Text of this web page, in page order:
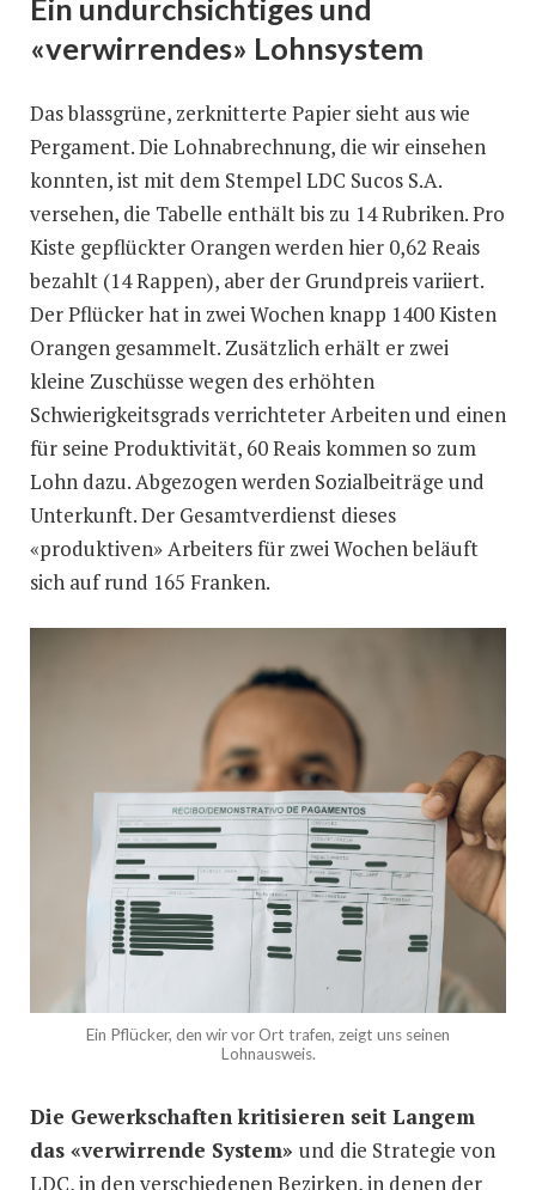
Ein undurchsichtiges und
«verwirrendes» Lohnsystem
Das blassgrüne, zerknitterte Papier sieht aus wie
Pergament. Die Lohnabrechnung, die wir einsehen
konnten, ist mit dem Stempel LDC Sucos S.A.
versehen, die Tabelle enthält bis zu 14 Rubriken. Pro
Kiste gepflückter Orangen werden hier 0,62 Reais
bezahlt (14 Rappen), aber der Grundpreis variiert.
Der Pflücker hat in zwei Wochen knapp 1400 Kisten
Orangen gesammelt. Zusätzlich erhält er zwei
kleine Zuschüsse wegen des erhöhten
Schwierigkeitsgrads verrichteter Arbeiten und einen
für seine Produktivität, 60 Reais kommen so zum
Lohn dazu. Abgezogen werden Sozialbeiträge und
Unterkunft. Der Gesamtverdienst dieses
«produktiven» Arbeiters für zwei Wochen beläuft
sich auf rund 165 Franken.
Ein Pflücker, den wir vor Ort trafen, zeigt uns seinen
Lohnausweis.
Die Gewerkschaften kritisieren seit Langem
das «verwirrende System» und die Strategie von
LDC, in den verschiedenen Bezirken, in denen der